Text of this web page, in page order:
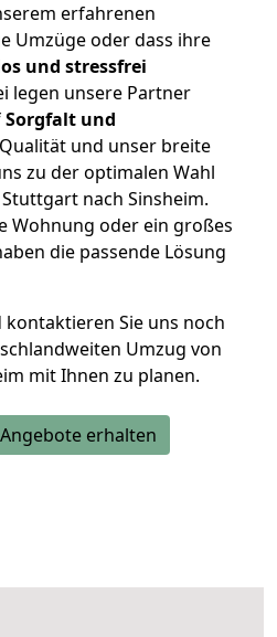
erfahrenen
Umzüge oder dass ihre
und stressfrei
legen unsere Partner
Sorgfalt und
und unser breite
zu der optimalen Wahl
nach Sinsheim.
Wohnung oder ein großes
die passende Lösung
kontaktieren Sie uns noch
Umzug von
mit Ihnen zu planen.
erhalten